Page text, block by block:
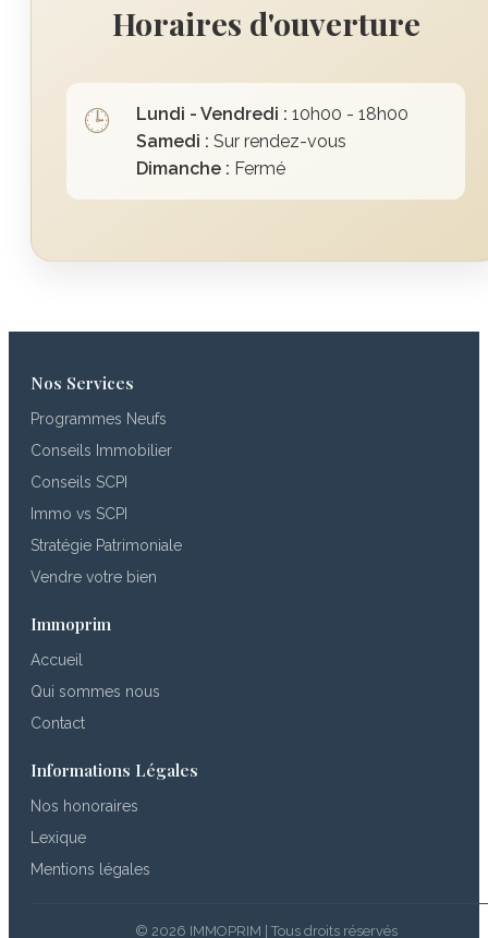
Horaires d'ouverture
🕒 Lundi - Vendredi : 10h00 - 18h00
Samedi : Sur rendez-vous
Dimanche : Fermé
Nos Services
Programmes Neufs
Conseils Immobilier
Conseils SCPI
Immo vs SCPI
Stratégie Patrimoniale
Vendre votre bien
Immoprim
Accueil
Qui sommes nous
Contact
Informations Légales
Nos honoraires
Lexique
Mentions légales
© 2026 IMMOPRIM | Tous droits réservés